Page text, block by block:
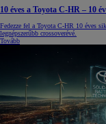
10 éves a Toyota C-HR – 10
Fedezze fel a Toyota C-HR 10 éves
legnépszerűbb crossoverévé.
Tovább